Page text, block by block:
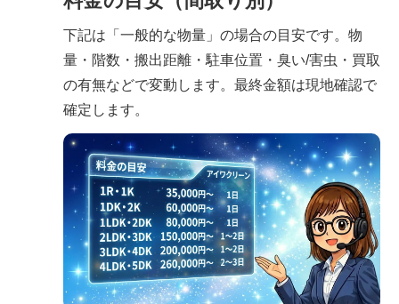
下記は「一般的な物量」の場合の目安です。物
量・階数・搬出距離・駐車位置・臭い/害虫・買取
の有無などで変動します。最終金額は現地確認で
確定します。